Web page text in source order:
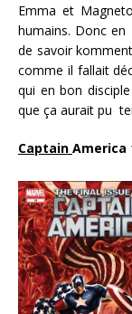
Emma et
humains. Donc
de savoir
comme il fallait
qui en bon
que ça aurait pu
Captain America